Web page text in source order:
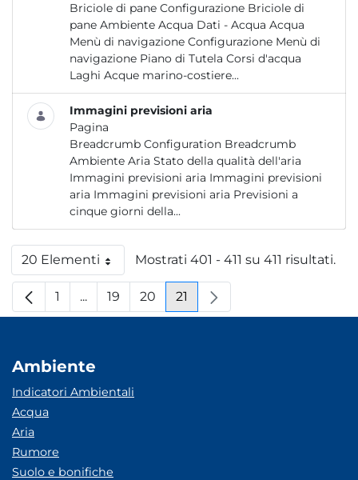
Briciole di pane Configurazione Briciole di
pane Ambiente Acqua Dati - Acqua Acqua
Menù di navigazione Configurazione Menù di
navigazione Piano di Tutela Corsi d'acqua
Laghi Acque marino-costiere...
Immagini previsioni aria
Pagina
Breadcrumb Configuration Breadcrumb
Ambiente Aria Stato della qualità dell'aria
Immagini previsioni aria Immagini previsioni
aria Immagini previsioni aria Previsioni a
cinque giorni della...
20 ElementiPer pagina Mostrati 401 - 411 su 411 risultati.
Pagina
1 ...Pagine intermedie
Pagina
19 Pagina
20 Pagina
21
Ambiente
Indicatori Ambientali
Acqua
Aria
Rumore
Suolo e bonifiche